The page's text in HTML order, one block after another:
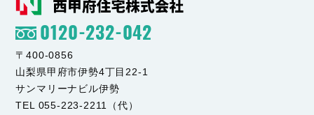
0120-232-042
〒400-0856
山梨県甲府市伊勢4丁目22-1
サンマリーナビル伊勢
TEL 055-223-2211（代）